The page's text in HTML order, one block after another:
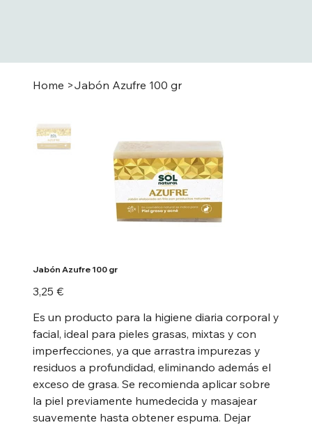
Home >Jabón Azufre 100 gr
Jabón Azufre 100 gr
Precio
3,25 €
Es un producto para la higiene diaria corporal y
facial, ideal para pieles grasas, mixtas y con
imperfecciones, ya que arrastra impurezas y
residuos a profundidad, eliminando además el
exceso de grasa. Se recomienda aplicar sobre
la piel previamente humedecida y masajear
suavemente hasta obtener espuma. Dejar